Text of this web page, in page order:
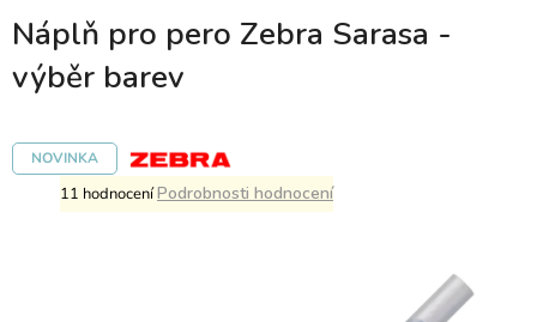
Náplň pro pero Zebra Sarasa -
výběr barev
NOVINKA
Průměrné
hodnocení
11 hodnoceníPodrobnosti hodnocení